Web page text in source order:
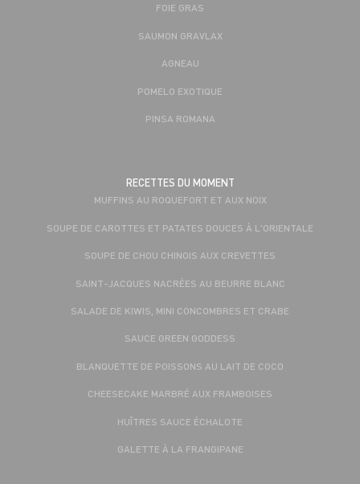
FOIE GRAS
SAUMON GRAVLAX
AGNEAU
POMELO EXOTIQUE
PINSA ROMANA
RECETTES DU MOMENT
MUFFINS AU ROQUEFORT ET AUX NOIX
SOUPE DE CAROTTES ET PATATES DOUCES À L'ORIENTALE
SOUPE DE CHOU CHINOIS AUX CREVETTES
SAINT-JACQUES NACRÉES AU BEURRE BLANC
SALADE DE KIWIS, MINI CONCOMBRES ET CRABE
SAUCE GREEN GODDESS
BLANQUETTE DE POISSONS AU LAIT DE COCO
CHEESECAKE MARBRÉ AUX FRAMBOISES
HUÎTRES SAUCE ÉCHALOTE
GALETTE À LA FRANGIPANE